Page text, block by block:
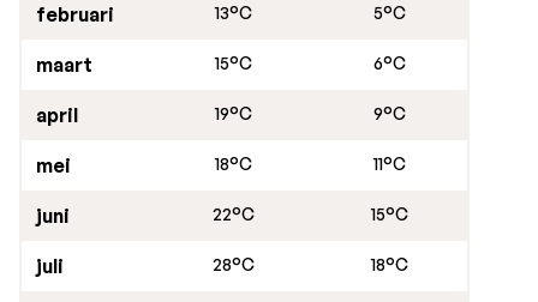
februari 13°C 5°C
maart 15°C 6°C
april 19°C 9°C
mei 18°C 11°C
juni 22°C 15°C
juli 28°C 18°C